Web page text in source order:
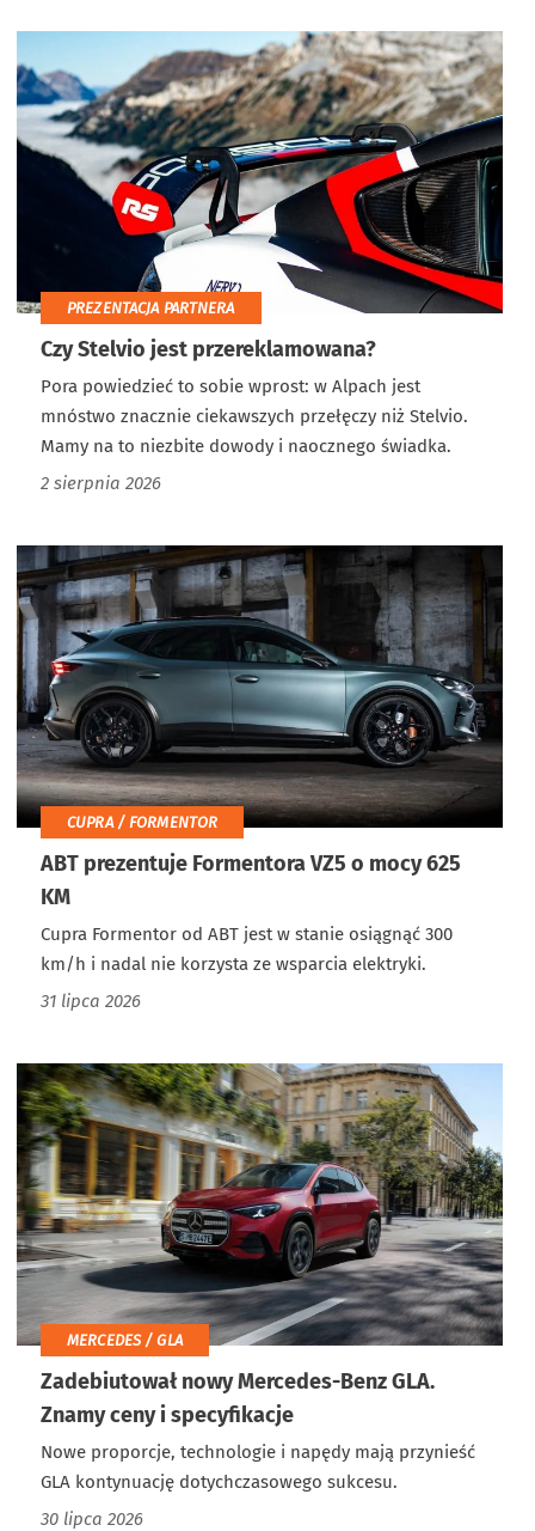
PREZENTACJA PARTNERA
Czy Stelvio jest przereklamowana?
Pora powiedzieć to sobie wprost: w Alpach jest
mnóstwo znacznie ciekawszych przełęczy niż Stelvio.
Mamy na to niezbite dowody i naocznego świadka.
2 sierpnia 2026
CUPRA / FORMENTOR
ABT prezentuje Formentora VZ5 o mocy 625
KM
Cupra Formentor od ABT jest w stanie osiągnąć 300
km/h i nadal nie korzysta ze wsparcia elektryki.
31 lipca 2026
MERCEDES / GLA
Zadebiutował nowy Mercedes-Benz GLA.
Znamy ceny i specyfikacje
Nowe proporcje, technologie i napędy mają przynieść
GLA kontynuację dotychczasowego sukcesu.
30 lipca 2026